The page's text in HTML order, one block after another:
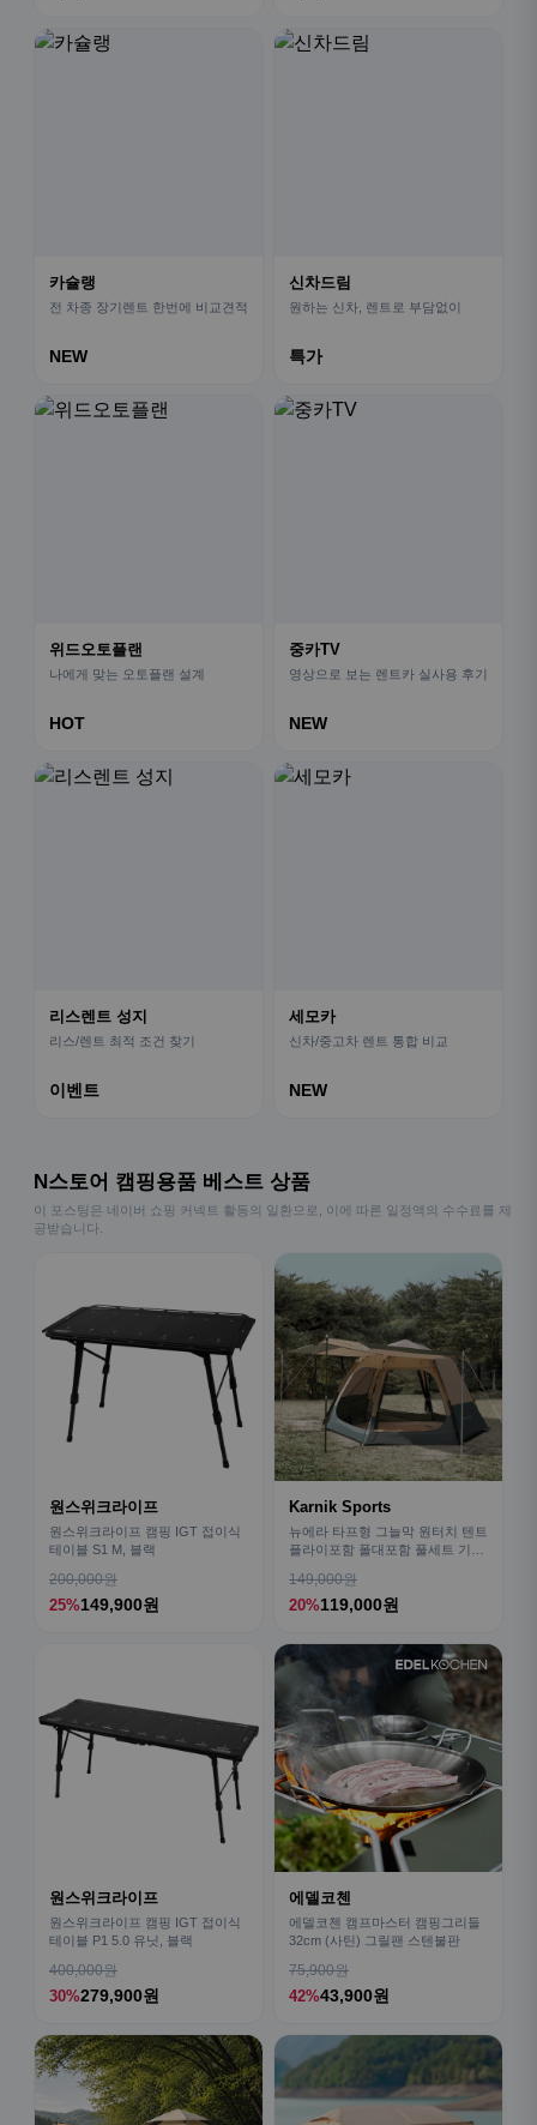
카슐랭
전 차종 장기렌트 한번에 비교견적
NEW
신차드림
원하는 신차, 렌트로 부담없이
특가
위드오토플랜
나에게 맞는 오토플랜 설계
HOT
중카TV
영상으로 보는 렌트카 실사용 후기
NEW
리스렌트 성지
리스/렌트 최적 조건 찾기
이벤트
세모카
신차/중고차 렌트 통합 비교
NEW
N스토어 캠핑용품 베스트 상품
이 포스팅은 네이버 쇼핑 커넥트 활동의 일환으로, 이에 따른 일정액의 수수료를 제
공받습니다.
원스위크라이프
원스위크라이프 캠핑 IGT 접이식
테이블 S1 M, 블랙
200,000원
25%149,900원
Karnik Sports
뉴에라 타프형 그늘막 원터치 텐트
플라이포함 폴대포함 풀세트 기본
149,000원
20%119,000원
원스위크라이프
원스위크라이프 캠핑 IGT 접이식
테이블 P1 5.0 유닛, 블랙
400,000원
30%279,900원
에델코첸
에델코첸 캠프마스터 캠핑그리들
32cm (사틴) 그릴팬 스텐불판
75,900원
42%43,900원